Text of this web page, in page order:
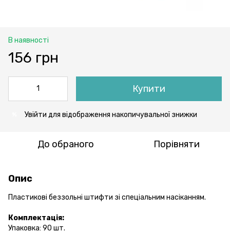
В наявності
156 грн
Купити
Увійти для відображення накопичувальної знижки
До обраного Порівняти
Опис
Пластикові беззольні штифти зі спеціальним насіканням.
Комплектація:
Упаковка: 90 шт.